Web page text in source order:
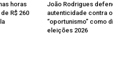
horas
R$ 260
João Rodrigues
autenticidade contra o
“oportunismo” como
eleições 2026